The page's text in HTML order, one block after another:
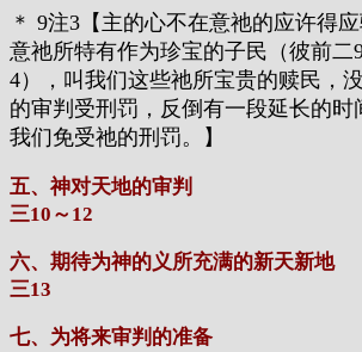
＊ 9注3【主的心不在意祂的应许得
意祂所特有作为珍宝的子民（彼前二
4），叫我们这些祂所宝贵的赎民，
的审判受刑罚，反倒有一段延长的时
我们免受祂的刑罚。】
五、神对天地的审判
三10～12
六、期待为神的义所充满的新天新地
三13
七、为将来审判的准备